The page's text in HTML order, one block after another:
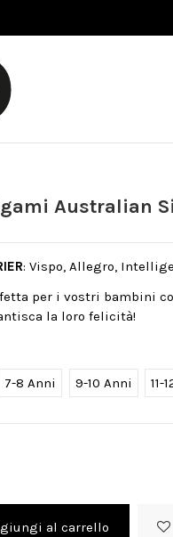
Australian
: Vispo, Allegro,
per i vostri bambini
la loro felicità!
7-8 Anni 9-10 Anni 11-
al carrello